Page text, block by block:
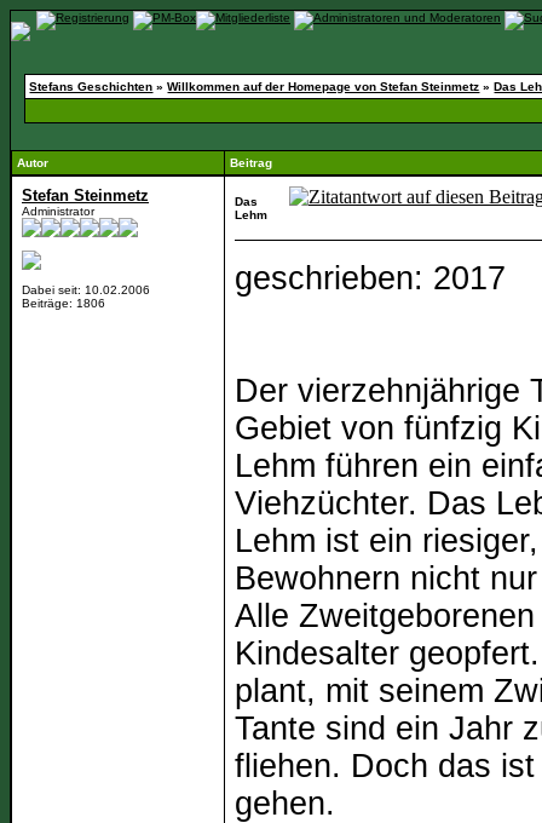
Stefans Geschichten »Willkommen auf der Homepage von Stefan Steinmetz »Das
Autor Beitrag
Stefan Steinmetz
Administrator
Dabei seit: 10.02.2006
Beiträge: 1806
Das
Lehm
geschrieben: 2017
Der vierzehnjährige
Gebiet von fünfzig
Lehm führen ein
Viehzüchter. Das
Lehm ist ein
Bewohnern nicht
Alle
Kindesalter
plant, mit seinem
Tante sind ein Jahr
fliehen. Doch das
gehen.